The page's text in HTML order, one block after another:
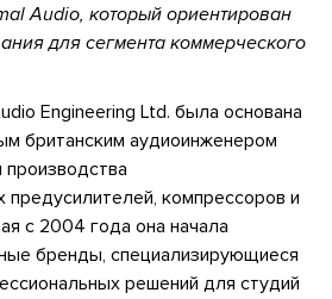
Audio, который ориентирован
для сегмента коммерческого
Engineering Ltd. была основана
британским аудиоинженером
предусилителей, компрессоров и
с 2004 года она начала
бренды, специализирующиеся
решений для студий